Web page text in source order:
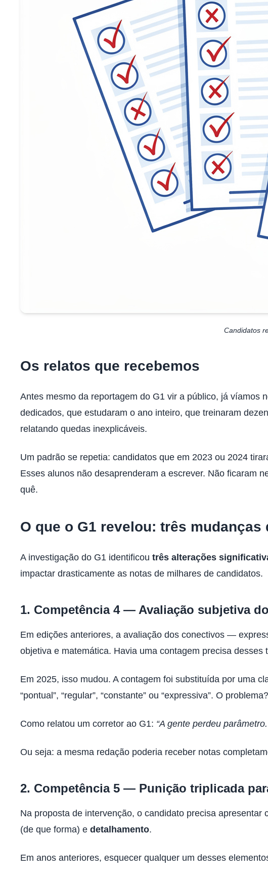
Candidatos
Os relatos que recebemos
Antes mesmo da reportagem do G1 vir a público, já víamos
dedicados, que estudaram o ano inteiro, que treinaram
relatando quedas inexplicáveis.
Um padrão se repetia: candidatos que em 2023 ou 2024
Esses alunos não desaprenderam a escrever. Não ficaram
quê.
O que o G1 revelou: três mudanças
A investigação do G1 identificou três alterações
impactar drasticamente as notas de milhares de candidatos.
1. Competência 4 — Avaliação subjetiva
Em edições anteriores, a avaliação dos conectivos —
objetiva e matemática. Havia uma contagem precisa
Em 2025, isso mudou. A contagem foi substituída por uma
“pontual”, “regular”, “constante” ou “expressiva”. O problema?
Como relatou um corretor ao G1: “A gente perdeu
Ou seja: a mesma redação poderia receber notas
2. Competência 5 — Punição triplicada
Na proposta de intervenção, o candidato precisa apresentar
(de que forma) e detalhamento.
Em anos anteriores, esquecer qualquer um desses